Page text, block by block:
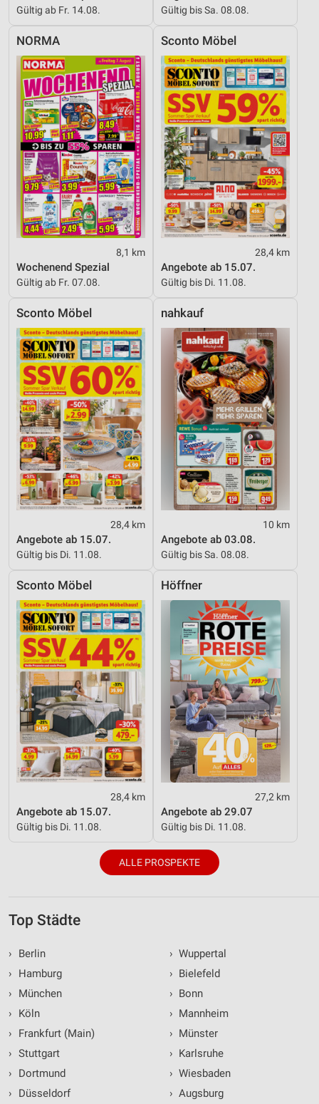
Gültig ab Fr. 14.08. Gültig bis Sa. 08.08.
NORMA
8,1 km
Wochenend Spezial
Gültig ab Fr. 07.08.
Sconto Möbel
28,4 km
Angebote ab 15.07.
Gültig bis Di. 11.08.
Sconto Möbel
28,4 km
Angebote ab 15.07.
Gültig bis Di. 11.08.
nahkauf
10 km
Angebote ab 03.08.
Gültig bis Sa. 08.08.
Sconto Möbel
28,4 km
Angebote ab 15.07.
Gültig bis Di. 11.08.
Höffner
27,2 km
Angebote ab 29.07
Gültig bis Di. 11.08.
ALLE PROSPEKTE
Top Städte
›
Berlin
›
Hamburg
›
München
›
Köln
›
Frankfurt (Main)
› Stuttgart
›
Dortmund
›
Düsseldorf
› Wuppertal
› Bielefeld
› Bonn
› Mannheim
› Münster
› Karlsruhe
› Wiesbaden
› Augsburg